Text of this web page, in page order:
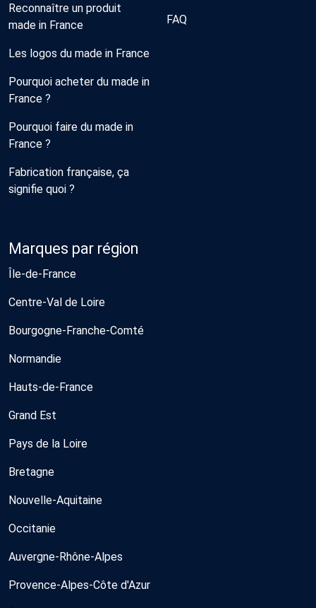
Reconnaître un produit
made in France
Les logos du made in France
Pourquoi acheter du made in
France ?
Pourquoi faire du made in
France ?
Fabrication française, ça
signifie quoi ?
FAQ
Marques par région
Île-de-France
Centre-Val de Loire
Bourgogne-Franche-Comté
Normandie
Hauts-de-France
Grand Est
Pays de la Loire
Bretagne
Nouvelle-Aquitaine
Occitanie
Auvergne-Rhône-Alpes
Provence-Alpes-Côte d'Azur